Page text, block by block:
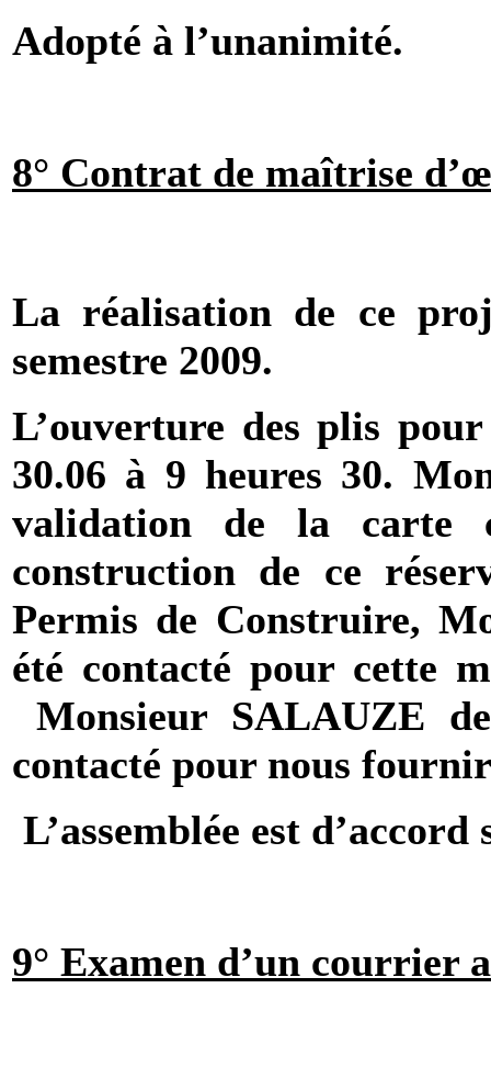
Adopté à l’unanimité.
8° Contrat de maîtrise
La réalisation de ce
semestre 2009.
L’ouverture des plis
30.06 à 9 heures 30.
validation de la carte
construction de ce
Permis de Construire,
été contacté pour cette
Monsieur SALAUZE
contacté pour nous
L’assemblée est
9° Examen d’un courrier